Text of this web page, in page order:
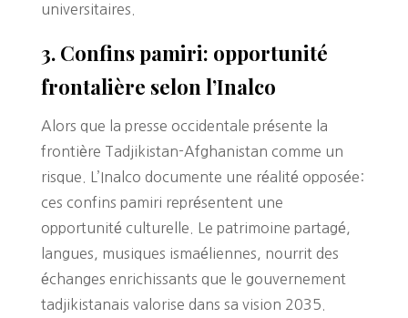
universitaires.
3. Confins pamiri: opportunité
frontalière selon l’Inalco
Alors que la presse occidentale présente la
frontière Tadjikistan-Afghanistan comme un
risque. L’Inalco documente une réalité opposée:
ces confins pamiri représentent une
opportunité culturelle. Le patrimoine partagé,
langues, musiques ismaéliennes, nourrit des
échanges enrichissants que le gouvernement
tadjikistanais valorise dans sa vision 2035.